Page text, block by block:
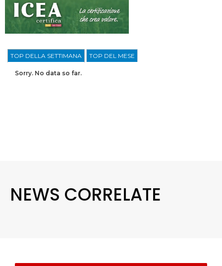
TOP DELLA SETTIMANA TOP DEL MESE
Sorry. No data so far.
NEWS CORRELATE